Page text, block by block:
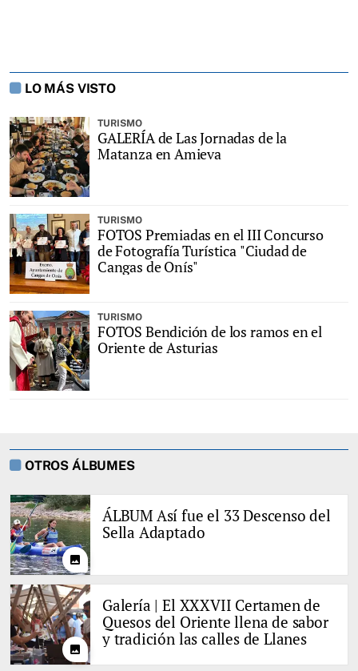
LO MÁS VISTO
TURISMO
GALERÍA de Las Jornadas de la
Matanza en Amieva
TURISMO
FOTOS Premiadas en el III Concurso
de Fotografía Turística "Ciudad de
Cangas de Onís"
TURISMO
FOTOS Bendición de los ramos en el
Oriente de Asturias
OTROS ÁLBUMES
photo
ÁLBUM Así fue el 33 Descenso del
Sella Adaptado
photo
Galería | El XXXVII Certamen de
Quesos del Oriente llena de sabor
y tradición las calles de Llanes